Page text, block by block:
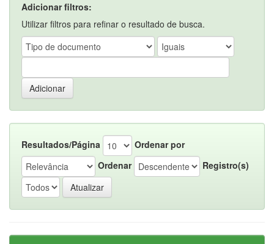
Adicionar filtros:
Utilizar filtros para refinar o resultado de busca.
Resultados/Página
Ordenar por
Ordenar
Registro(s)